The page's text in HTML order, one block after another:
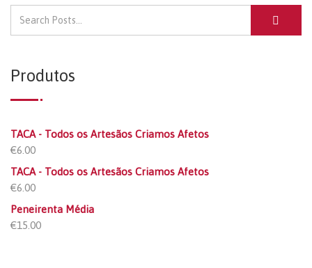
Produtos
TACA - Todos os Artesãos Criamos Afetos
€6.00
TACA - Todos os Artesãos Criamos Afetos
€6.00
Peneirenta Média
€15.00